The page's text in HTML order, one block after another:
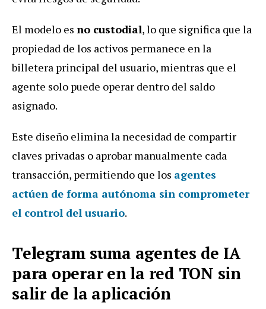
El modelo es no custodial, lo que significa que la
propiedad de los activos permanece en la
billetera principal del usuario, mientras que el
agente solo puede operar dentro del saldo
asignado.
Este diseño elimina la necesidad de compartir
claves privadas o aprobar manualmente cada
transacción, permitiendo que los agentes
actúen de forma autónoma sin comprometer
el control del usuario.
Telegram suma agentes de IA
para operar en la red TON sin
salir de la aplicación